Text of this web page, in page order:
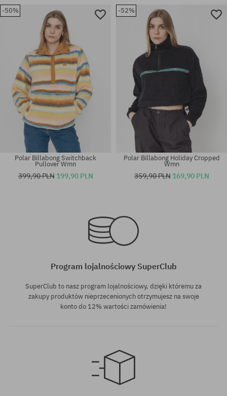
Dostępne rozmiary:
Dostępne rozmiary:
XS; S; M
-50%
Polar Billabong Switchback
Pullover Wmn
399,90 PLN 199,90 PLN
-52%
Dostępne rozmiary:
Polar Billabong Holiday Cropped
Wmn
359,90 PLN 169,90 PLN
Program lojalnościowy SuperClub
SuperClub to nasz program lojalnościowy, dzięki któremu za
zakupy produktów nieprzecenionych otrzymujesz na swoje
konto do 12% wartości zamówienia!